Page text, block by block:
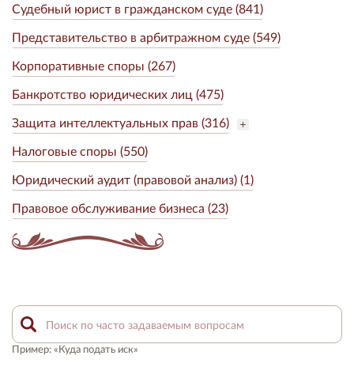
Судебный юрист в гражданском суде (841)
Представительство в арбитражном суде (549)
Корпоративные споры (267)
Банкротство юридических лиц (475)
Защита интеллектуальных прав (316)
Налоговые споры (550)
Юридический аудит (правовой анализ) (1)
Правовое обслуживание бизнеса (23)
Пример: «Куда подать иск»